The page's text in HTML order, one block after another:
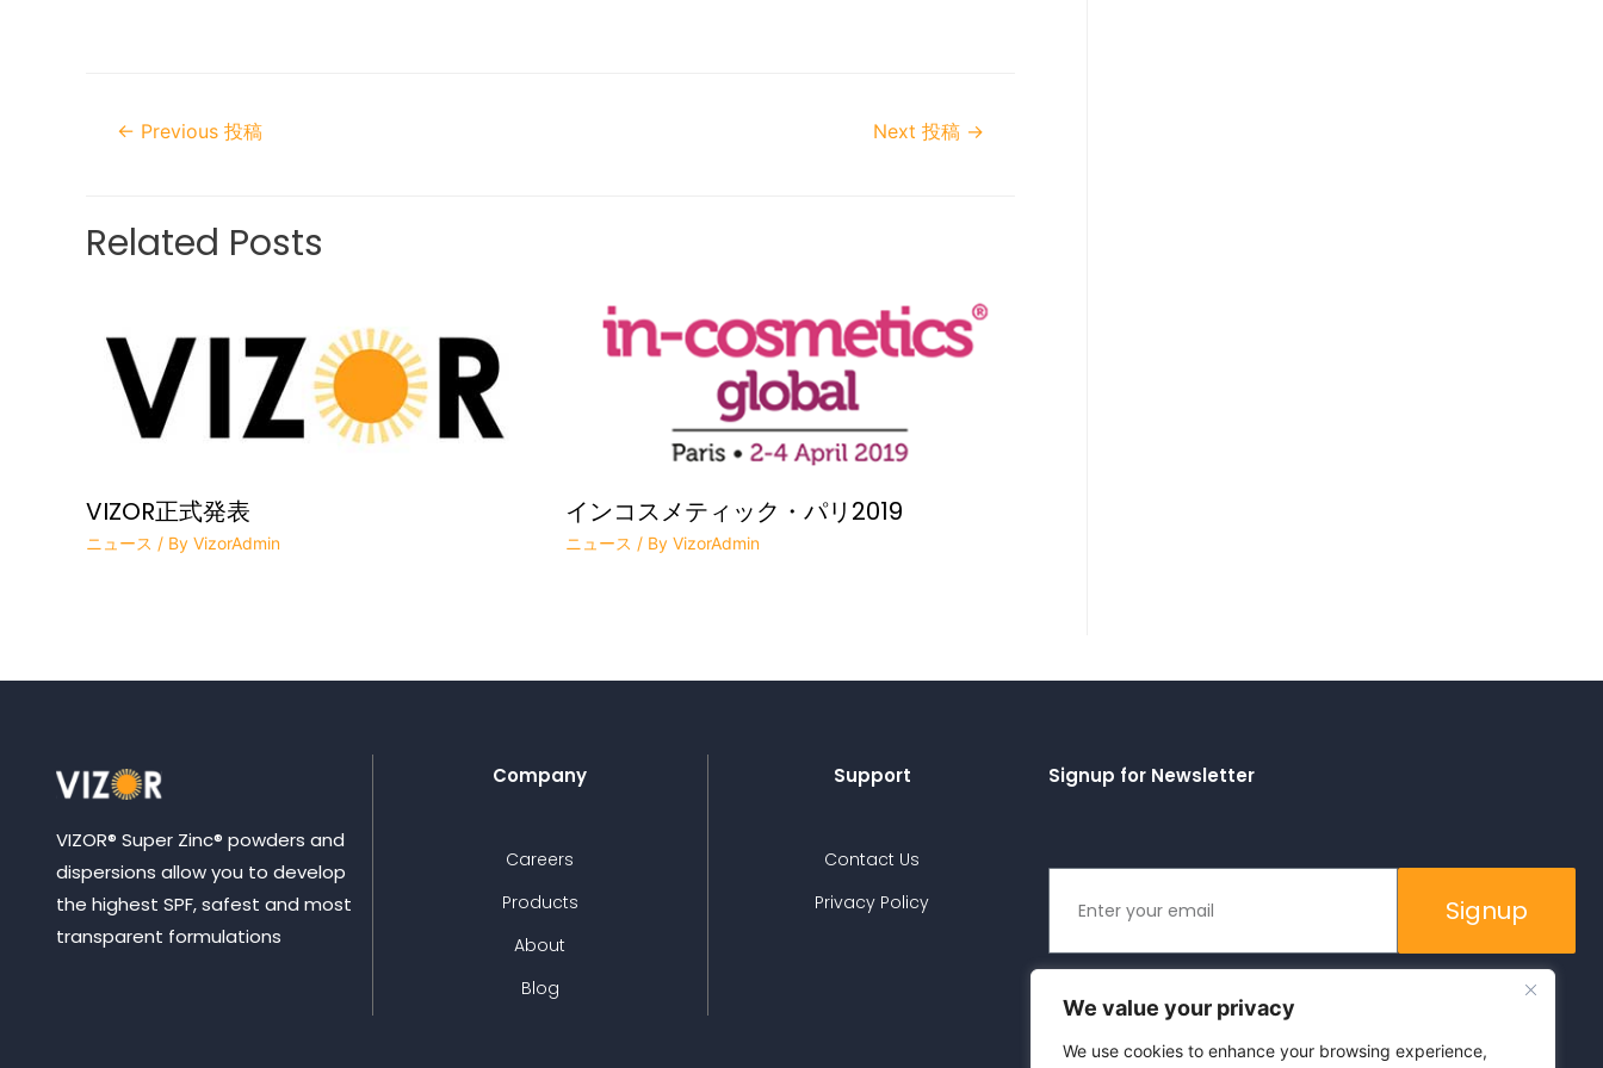
We value your privacy
We use cookies to enhance your browsing experience,
← Previous 投稿 Next 投稿 →
Related Posts
VIZOR正式発表
ニュース / By VizorAdmin
インコスメティック・パリ2019
ニュース / By VizorAdmin
VIZOR® Super Zinc® powders and
dispersions allow you to develop
the highest SPF, safest and most
transparent formulations
Company
Careers
Products
About
Blog
Support
Contact Us
Privacy Policy
Signup for Newsletter
Signup